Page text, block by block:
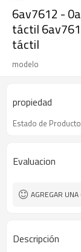
6av7612 -
táctil
táctil
modelo
propiedad
Estado de
Evaluacion
AGREGAR
Descripción